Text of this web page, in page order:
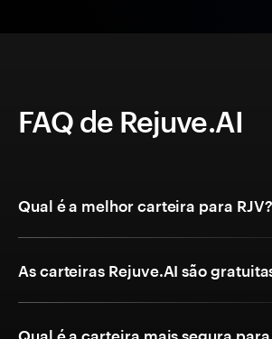
FAQ de Rejuve.AI
Qual é a melhor carteira para RJV?
As carteiras Rejuve.AI são